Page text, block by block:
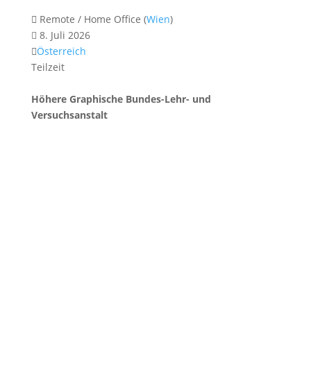
Remote / Home Office (Wien)
8. Juli 2026
Österreich
Teilzeit
Höhere Graphische Bundes-Lehr- und
Versuchsanstalt